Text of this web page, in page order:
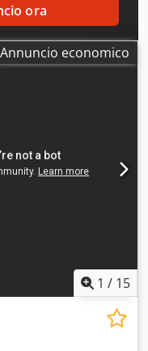
ora
Annuncio economico
1 / 15